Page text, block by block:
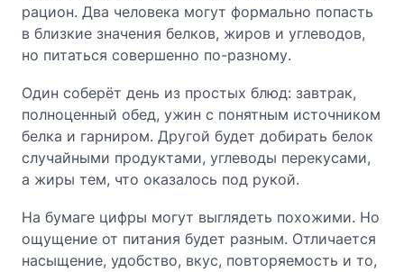
рацион. Два человека могут формально попасть
в близкие значения белков, жиров и углеводов,
но питаться совершенно по-разному.
Один соберёт день из простых блюд: завтрак,
полноценный обед, ужин с понятным источником
белка и гарниром. Другой будет добирать белок
случайными продуктами, углеводы перекусами,
а жиры тем, что оказалось под рукой.
На бумаге цифры могут выглядеть похожими. Но
ощущение от питания будет разным. Отличается
насыщение, удобство, вкус, повторяемость и то,